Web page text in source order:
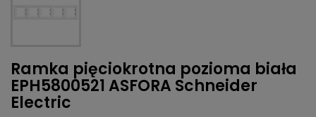
Ramka pięciokrotna pozioma biała
EPH5800521 ASFORA Schneider
Electric